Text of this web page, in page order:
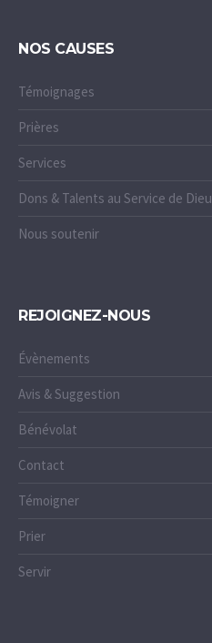
NOS CAUSES
Témoignages
Prières
Services
Dons & Talents au Service de Dieu
Nous soutenir
REJOIGNEZ-NOUS
Évènements
Avis & Suggestion
Bénévolat
Contact
Témoigner
Prier
Servir